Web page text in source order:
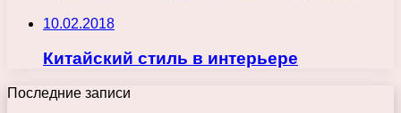
10.02.2018
Китайский стиль в интерьере
Последние записи